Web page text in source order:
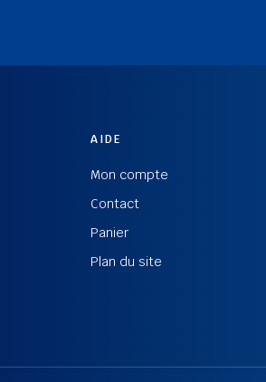
AIDE
Mon compte
Contact
Panier
Plan du site